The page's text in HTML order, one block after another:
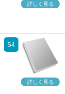
詳しく見る
54
詳しく見る